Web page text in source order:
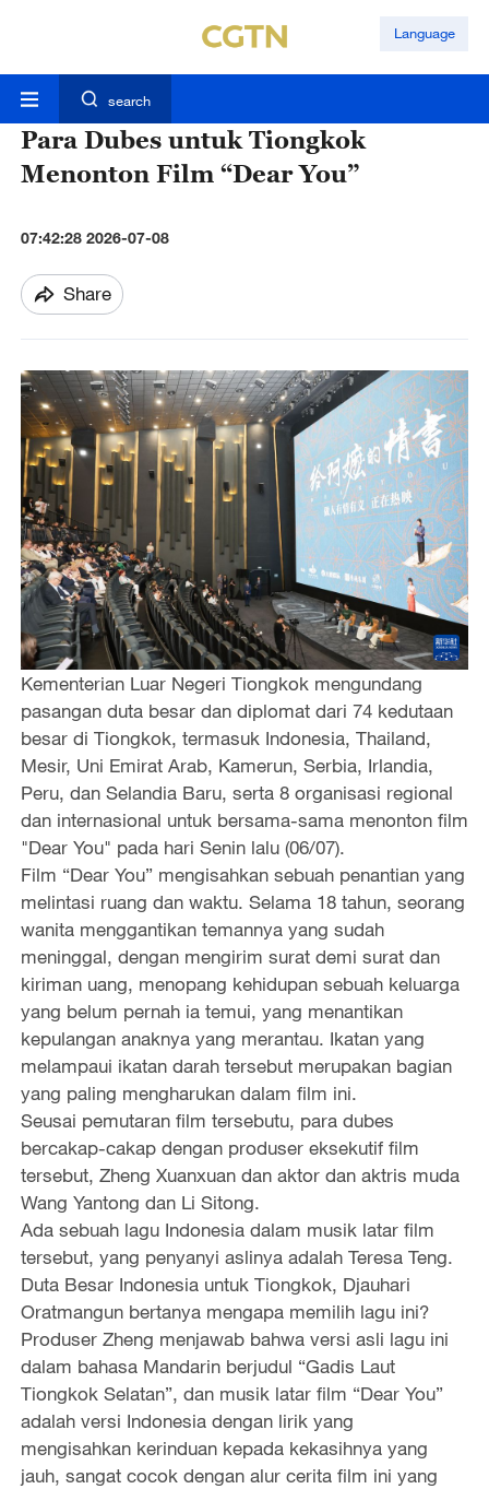
Language
search
Para Dubes untuk Tiongkok
Menonton Film “Dear You”
07:42:28 2026-07-08
Share
Kementerian Luar Negeri Tiongkok mengundang
pasangan duta besar dan diplomat dari 74 kedutaan
besar di Tiongkok, termasuk Indonesia, Thailand,
Mesir, Uni Emirat Arab, Kamerun, Serbia, Irlandia,
Peru, dan Selandia Baru, serta 8 organisasi regional
dan internasional untuk bersama-sama menonton film
"Dear You" pada hari Senin lalu (06/07).
Film “Dear You” mengisahkan sebuah penantian yang
melintasi ruang dan waktu. Selama 18 tahun, seorang
wanita menggantikan temannya yang sudah
meninggal, dengan mengirim surat demi surat dan
kiriman uang, menopang kehidupan sebuah keluarga
yang belum pernah ia temui, yang menantikan
kepulangan anaknya yang merantau. Ikatan yang
melampaui ikatan darah tersebut merupakan bagian
yang paling mengharukan dalam film ini.
Seusai pemutaran film tersebutu, para dubes
bercakap-cakap dengan produser eksekutif film
tersebut, Zheng Xuanxuan dan aktor dan aktris muda
Wang Yantong dan Li Sitong.
Ada sebuah lagu Indonesia dalam musik latar film
tersebut, yang penyanyi aslinya adalah Teresa Teng.
Duta Besar Indonesia untuk Tiongkok, Djauhari
Oratmangun bertanya mengapa memilih lagu ini?
Produser Zheng menjawab bahwa versi asli lagu ini
dalam bahasa Mandarin berjudul “Gadis Laut
Tiongkok Selatan”, dan musik latar film “Dear You”
adalah versi Indonesia dengan lirik yang
mengisahkan kerinduan kepada kekasihnya yang
jauh, sangat cocok dengan alur cerita film ini yang